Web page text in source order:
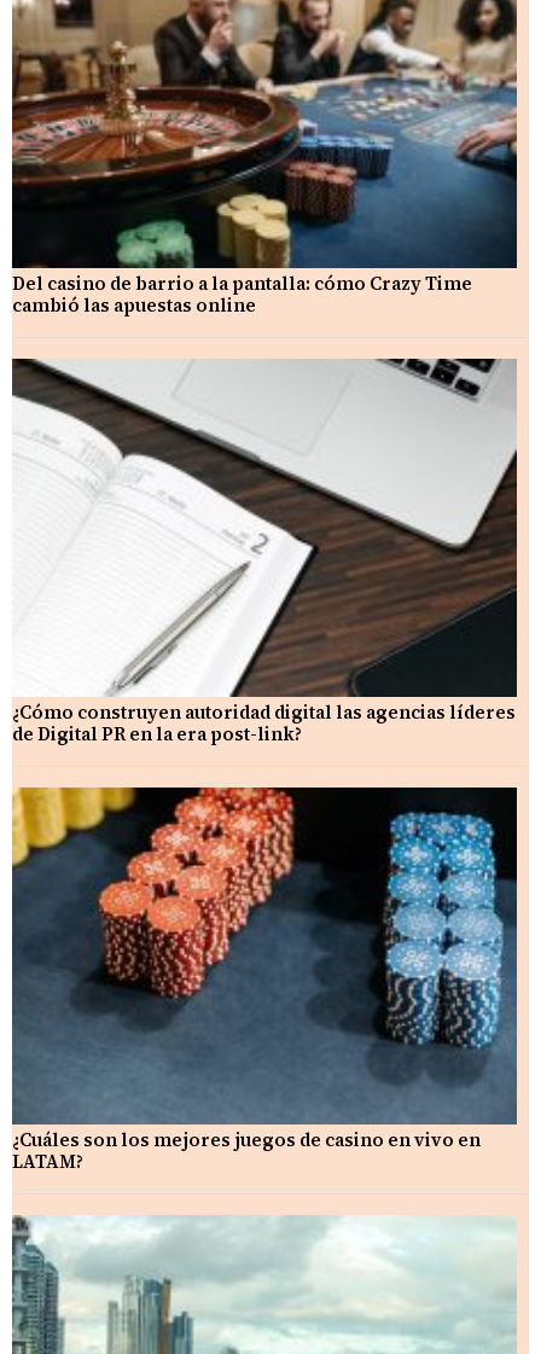
Del casino de barrio a la pantalla: cómo Crazy Time
cambió las apuestas online
¿Cómo construyen autoridad digital las agencias líderes
de Digital PR en la era post-link?
¿Cuáles son los mejores juegos de casino en vivo en
LATAM?